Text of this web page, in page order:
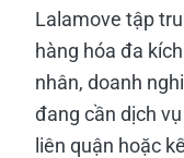
Lalamove tập
hàng hóa đa
nhân, doanh
đang cần dịch
liên quận hoặc